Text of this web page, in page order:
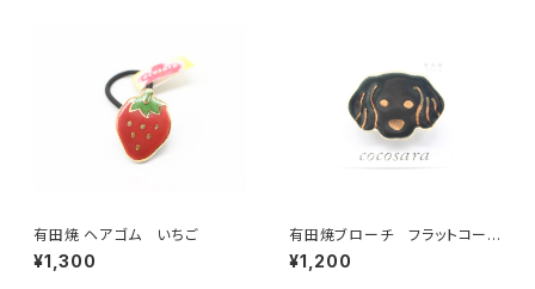
有田焼 ヘアゴム いちご
¥1,300
有田焼ブローチ フラットコーテ
ッド・レトリーバー
¥1,200